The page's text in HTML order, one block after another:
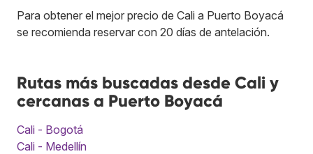
Para obtener el mejor precio de Cali a Puerto Boyacá
se recomienda reservar con 20 días de antelación.
Rutas más buscadas desde Cali y
cercanas a Puerto Boyacá
Cali - Bogotá
Cali - Medellín